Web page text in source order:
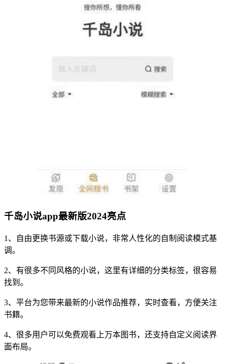
千岛小说app最新版2024亮点
1、自由更换书源或下载小说，非常人性化的自制阅读模式基
调。
2、有很多不同风格的小说，这里有详细的分类标签，很容易
找到。
3、平台为您带来最新的小说作品推荐，实时查看，方便关注
书籍。
4、很多用户可以免费观看上万本图书，还支持自定义阅读界
面布局。